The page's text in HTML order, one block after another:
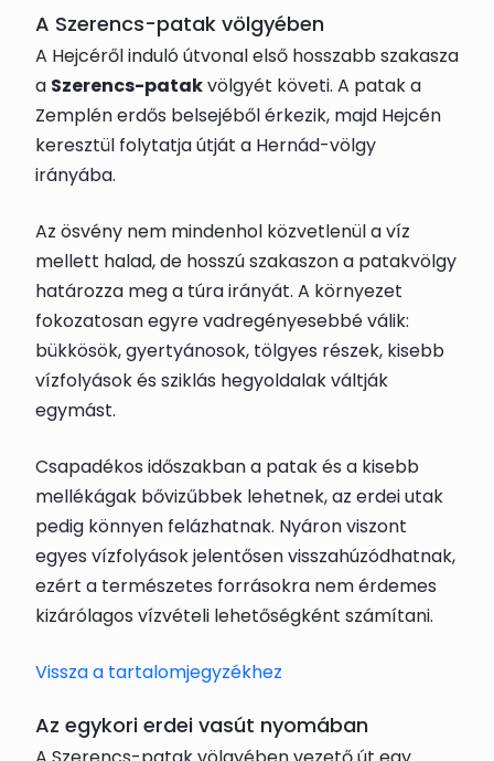
A Szerencs-patak völgyében
A Hejcéről induló útvonal első hosszabb szakasza
a Szerencs-patakvölgyét követi. A patak a
Zemplén erdős belsejéből érkezik, majd Hejcén
keresztül folytatja útját a Hernád-völgy
irányába.
Az ösvény nem mindenhol közvetlenül a víz
mellett halad, de hosszú szakaszon a patakvölgy
határozza meg a túra irányát. A környezet
fokozatosan egyre vadregényesebbé válik:
bükkösök, gyertyánosok, tölgyes részek, kisebb
vízfolyások és sziklás hegyoldalak váltják
egymást.
Csapadékos időszakban a patak és a kisebb
mellékágak bővizűbbek lehetnek, az erdei utak
pedig könnyen felázhatnak. Nyáron viszont
egyes vízfolyások jelentősen visszahúzódhatnak,
ezért a természetes forrásokra nem érdemes
kizárólagos vízvételi lehetőségként számítani.
Vissza a tartalomjegyzékhez
Az egykori erdei vasút nyomában